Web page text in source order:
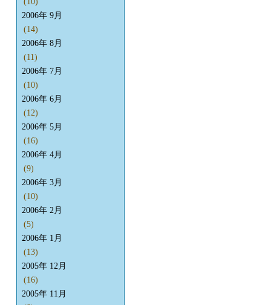
2006年 9月
(14)
2006年 8月
(11)
2006年 7月
(10)
2006年 6月
(12)
2006年 5月
(16)
2006年 4月
(9)
2006年 3月
(10)
2006年 2月
(5)
2006年 1月
(13)
2005年 12月
(16)
2005年 11月